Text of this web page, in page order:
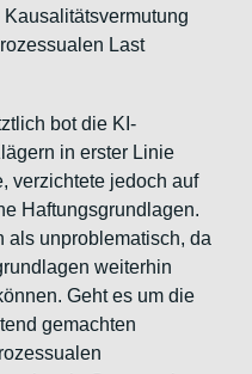
Last
bot die KI-
in erster Linie
verzichtete jedoch auf
Haftungsgrundlagen.
als unproblematisch, da
weiterhin
Geht es um die
gemachten